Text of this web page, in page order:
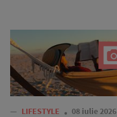
— LIFESTYLE 08 iulie 2026